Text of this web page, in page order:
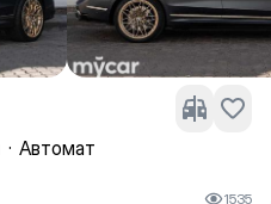
· Автомат
1535